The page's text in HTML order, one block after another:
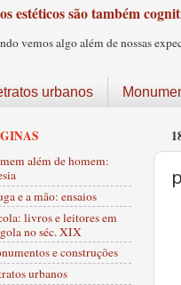
estéticos são também
vemos algo além de nossas
urbanos
além de homem:
e a mão: ensaios
livros e leitores em
no séc. XIX
e construções
urbanos